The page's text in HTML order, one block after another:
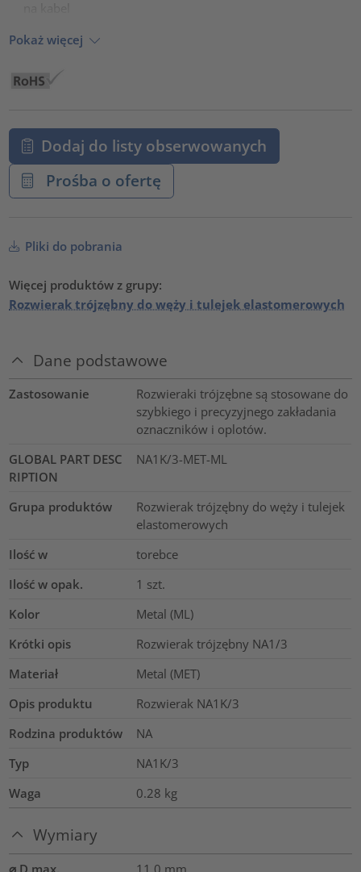
Pokaż więcej
Dodaj do listy obserwowanych
Prośba o ofertę
Pliki do pobrania
Więcej produktów z grupy:
Rozwierak trójzębny do węży i tulejek elastomerowych
Dane podstawowe
Zastosowanie
Rozwieraki trójzębne są stosowane do
szybkiego i precyzyjnego zakładania
oznaczników i oplotów.
GLOBAL PART DESC
RIPTION
NA1K/3-MET-ML
Grupa produktów
Rozwierak trójzębny do węży i tulejek
elastomerowych
Ilość w
torebce
Ilość w opak.
1 szt.
Kolor
Metal (ML)
Krótki opis
Rozwierak trójzębny NA1/3
Materiał
Metal (MET)
Opis produktu
Rozwierak NA1K/3
Rodzina produktów
NA
Typ
NA1K/3
Waga
0.28 kg
Wymiary
⌀ D max. 11.0 mm